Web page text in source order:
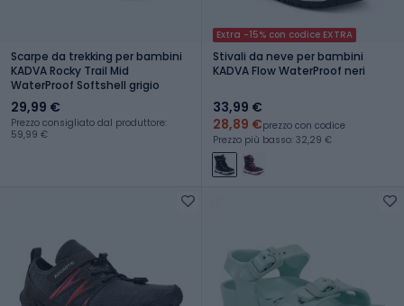
Scarpe da trekking per bambini
KADVA Rocky Trail Mid
WaterProof Softshell grigio
29,99 €
Prezzo consigliato dal produttore:
59,99 €
Extra -15% con codice EXTRA
Stivali da neve per bambini
KADVA Flow WaterProof neri
33,99 €
28,89 €prezzo con codice
Prezzo più basso: 32,29 €